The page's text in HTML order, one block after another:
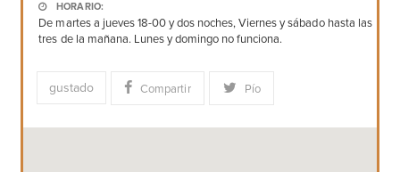
HORARIO:
De martes a jueves 18-00 y dos noches, Viernes y sábado hasta las
tres de la mañana. Lunes y domingo no funciona.
gustado Compartir Pío